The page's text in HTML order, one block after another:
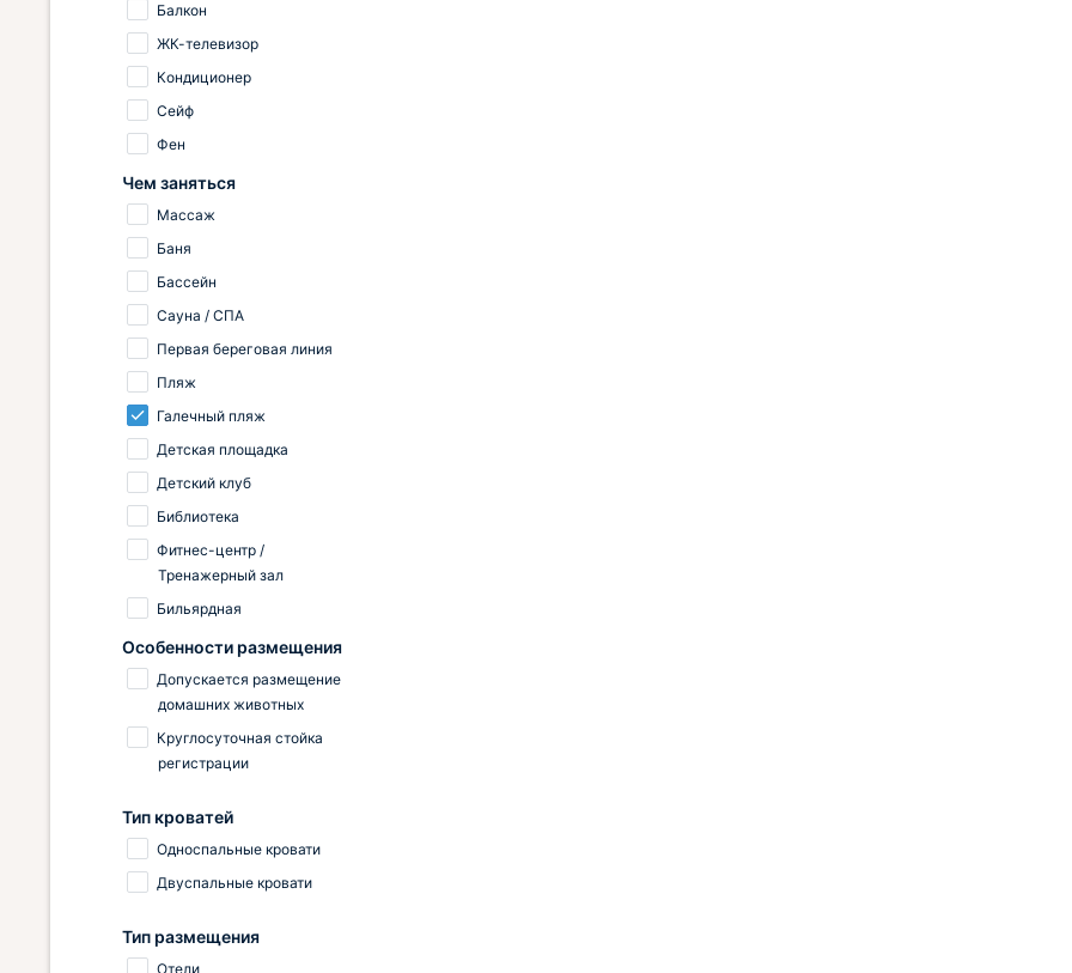
Балкон
ЖК-телевизор
Кондиционер
Сейф
Фен
Чем заняться
Массаж
Баня
Бассейн
Сауна / СПА
Первая береговая линия
Пляж
Галечный пляж
Детская площадка
Детский клуб
Библиотека
Фитнес-центр /
Тренажерный зал
Бильярдная
Особенности размещения
Допускается размещение
домашних животных
Круглосуточная стойка
регистрации
Тип кроватей
Односпальные кровати
Двуспальные кровати
Тип размещения
Отели